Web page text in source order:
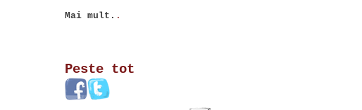
Mai mult. .
Peste tot